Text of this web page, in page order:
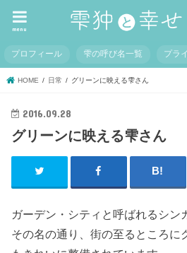
menu
プロフィール 雫の呼び名一覧 プラ
HOME 日常 グリーンに映える雫さん
2016.09.28
グリーンに映える雫さん
ガーデン・シティと呼ばれるシン
その名の通り、街の至るところに